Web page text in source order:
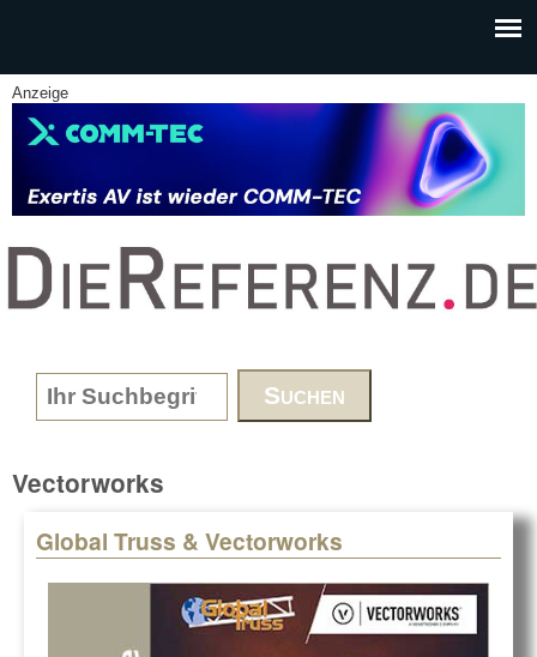
Anzeige
www.DieReferenz.de
Search form
Vectorworks
Global Truss & Vectorworks
Pages